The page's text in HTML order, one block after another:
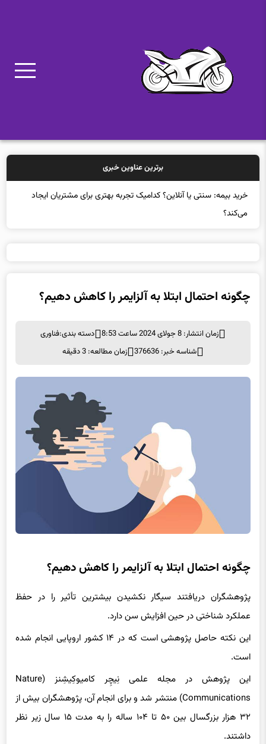
برترین عناوین خبری
خرید بیمه: سنتی یا آنلاین؟ کدامیک تجربه بهتری برای مشتریان ایجاد
می‌کند؟
چگونه احتمال ابتلا به آلزایمر را کاهش دهیم؟
زمان انتشار: 8 جولای 2024 ساعت 8:53 دسته بندی:فناوری
شناسه خبر: 376636
زمان مطالعه: 3 دقیقه
چگونه احتمال ابتلا به آلزایمر را کاهش دهیم؟
پژوهشگران دریافتند سیگار نکشیدن بیشترین تأثیر را در حفظ
عملکرد شناختی در حین افزایش سن دارد.
این نکته حاصل پژوهشی است که در ۱۴ کشور اروپایی انجام شده
است.
این پژوهش در مجله علمی نِیچِر کامیوکِیشِنز (Nature
Communications) منتشر شد و برای انجام آن، پژوهشگران بیش از
۳۲ هزار بزرگسال بین ۵۰ تا ۱۰۴ ساله را به مدت ۱۵ سال زیر نظر
داشتند.